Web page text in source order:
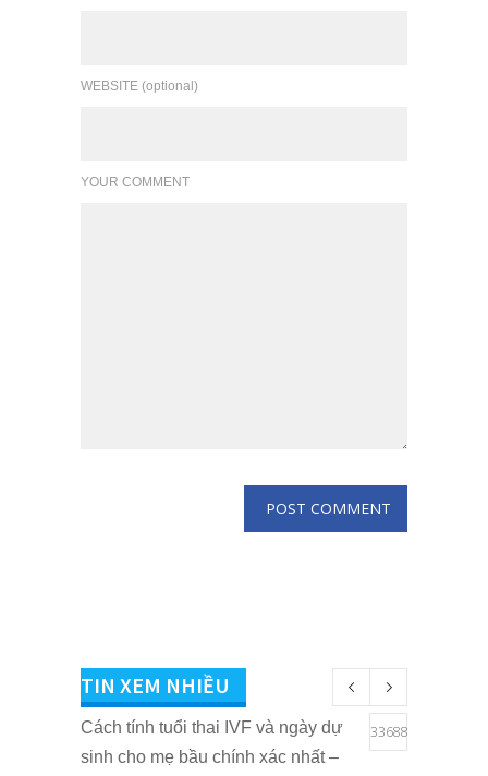
WEBSITE (optional)
YOUR COMMENT
TIN XEM NHIỀU
Cách tính tuổi thai IVF và ngày dự
sinh cho mẹ bầu chính xác nhất –
33688